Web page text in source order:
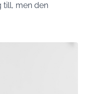
till, men den